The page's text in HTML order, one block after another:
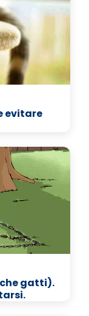
evitare
gatti).